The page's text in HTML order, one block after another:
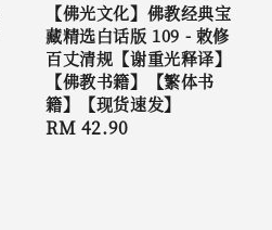
【佛光文化】佛教经典宝
藏精选白话版 109 - 敕修
百丈清规【谢重光释译】
【佛教书籍】【繁体书
籍】【现货速发】
Regular
RM 42.90